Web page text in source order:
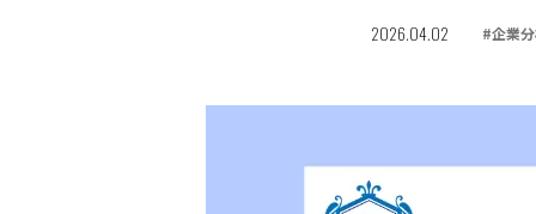
2026.04.02 #企業